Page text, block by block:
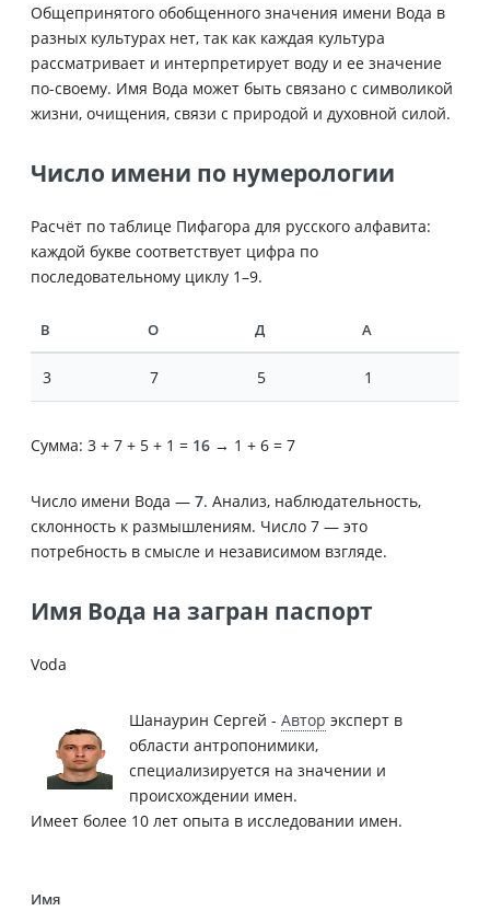
Общепринятого обобщенного значения имени Вода в
разных культурах нет, так как каждая культура
рассматривает и интерпретирует воду и ее значение
по-своему. Имя Вода может быть связано с символикой
жизни, очищения, связи с природой и духовной силой.
Число имени по нумерологии
Расчёт по таблице Пифагора для русского алфавита:
каждой букве соответствует цифра по
последовательному циклу 1–9.
В О Д А
3 7 5 1
Сумма: 3 + 7 + 5 + 1 = 16 → 1 + 6 = 7
Число имени Вода — 7. Анализ, наблюдательность,
склонность к размышлениям. Число 7 — это
потребность в смысле и независимом взгляде.
Имя Вода на загран паспорт
Voda
Шанаурин Сергей - Автор эксперт в
области антропонимики,
специализируется на значении и
происхождении имен.
Имеет более 10 лет опыта в исследовании имен.
Имя